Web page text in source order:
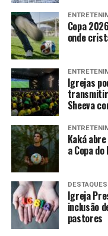
Copa
onde
Igrejas
Sheeva
Kaká
a Copa
DESTAQUES
Igreja
inclusão
pastores